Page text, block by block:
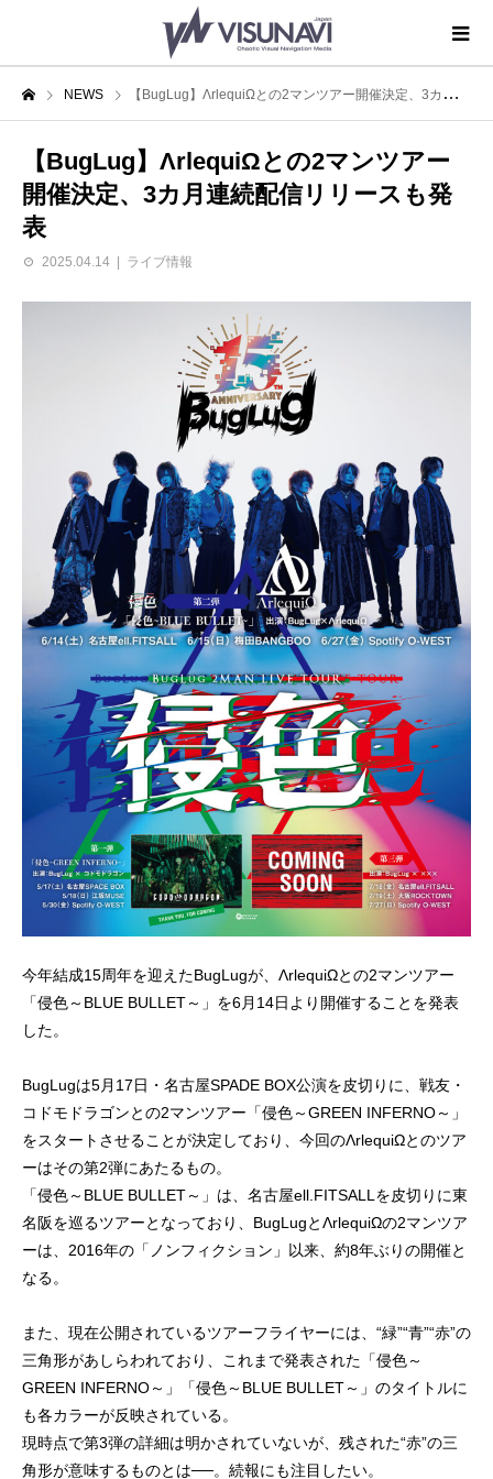
NEWS 【BugLug】ΛrlequiΩとの2マンツアー開催決定、3カ月連続配信リリースも発表
【BugLug】ΛrlequiΩとの2マンツアー
開催決定、3カ月連続配信リリースも発
表
2025.04.14 ライブ情報
今年結成15周年を迎えたBugLugが、ΛrlequiΩとの2マンツアー
「侵色～BLUE BULLET～」を6月14日より開催することを発表
した。
BugLugは5月17日・名古屋SPADE BOX公演を皮切りに、戦友・
コドモドラゴンとの2マンツアー「侵色～GREEN INFERNO～」
をスタートさせることが決定しており、今回のΛrlequiΩとのツア
ーはその第2弾にあたるもの。
「侵色～BLUE BULLET～」は、名古屋ell.FITSALLを皮切りに東
名阪を巡るツアーとなっており、BugLugとΛrlequiΩの2マンツア
ーは、2016年の「ノンフィクション」以来、約8年ぶりの開催と
なる。
また、現在公開されているツアーフライヤーには、“緑”“青”“赤”の
三角形があしらわれており、これまで発表された「侵色～
GREEN INFERNO～」「侵色～BLUE BULLET～」のタイトルに
も各カラーが反映されている。
現時点で第3弾の詳細は明かされていないが、残された“赤”の三
角形が意味するものとは──。続報にも注目したい。